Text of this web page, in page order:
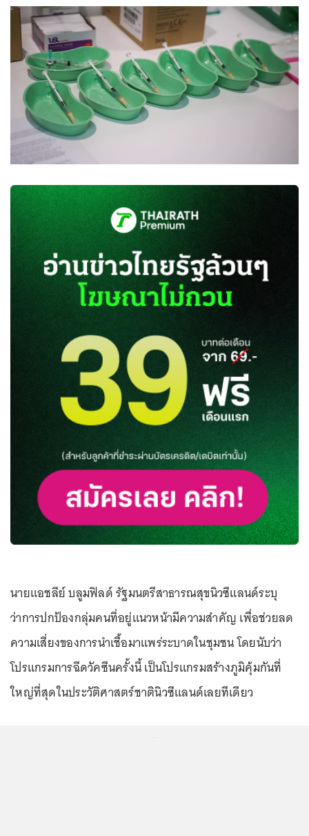
นายแอชลีย์ บลูมฟิลด์ รัฐมนตรีสาธารณสุขนิวซีแลนด์ระบุ
ว่าการปกป้องกลุ่มคนที่อยู่แนวหน้ามีความสำคัญ เพื่อช่วยลด
ความเสี่ยงของการนำเชื้อมาแพร่ระบาดในชุมชน โดยนับว่า
โปรแกรมการฉีดวัคซีนครั้งนี้ เป็นโปรแกรมสร้างภูมิคุ้มกันที่
ใหญ่ที่สุดในประวัติศาสตร์ชาตินิวซีแลนด์เลยทีเดียว